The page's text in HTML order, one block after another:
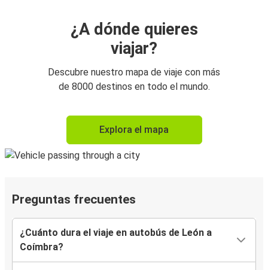
¿A dónde quieres
viajar?
Descubre nuestro mapa de viaje con más
de 8000 destinos en todo el mundo.
Explora el mapa
Preguntas frecuentes
¿Cuánto dura el viaje en autobús de León a
Coímbra?